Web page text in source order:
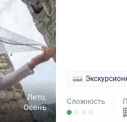
Лето,
Осень
Сложность